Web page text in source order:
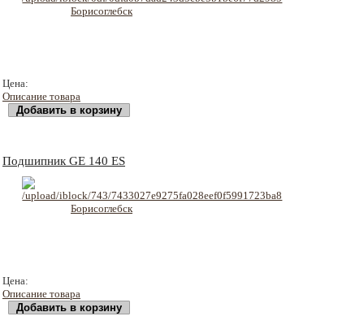
Цена:
Описание товара
Подшипник GE 140 ES
Цена:
Описание товара